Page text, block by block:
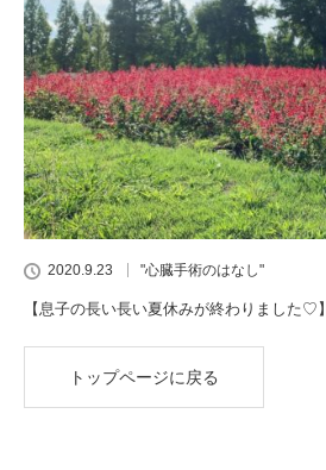
2020.9.23 "心臓手術のはなし"
【息子の長い長い夏休みが終わりました♡】
トップページに戻る